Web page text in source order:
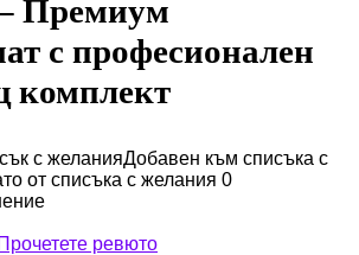
Премиум
с професионален
комплект
с желанияДобавен към списъка с
от списъка с желания 0
Прочетете ревюто